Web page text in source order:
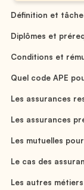
Définition et
Diplômes et
Conditions et
Quel code APE
Les assurances
Les assurances
Les mutuelles
Le cas des
Les autres